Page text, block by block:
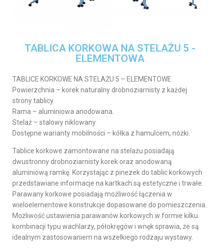
TABLICA KORKOWA NA STELAŻU 5 -
ELEMENTOWA
TABLICE KORKOWE NA STELAŻU 5 – ELEMENTOWE
Powierzchnia – korek naturalny drobnoziarnisty z każdej
strony tablicy.
Rama – aluminiowa anodowana.
Stelaż – stalowy niklowany.
Dostępne warianty mobilności – kółka z hamulcem, nóżki.
Tablice korkowe zamontowane na stelażu posiadają
dwustronny drobnoziarnisty korek oraz anodowaną
aluminiową ramkę. Korzystając z pinezek do tablic korkowych
przedstawiane informacje na kartkach są estetyczne i trwałe.
Parawany korkowe posiadają możliwość łączenia w
wieloelementowe konstrukcje dopasowane do pomieszczenia.
Możliwość ustawienia parawanów korkowych w formie kilku
kombinacji typu wachlarzy, półokręgów i wnęk sprawia, że są
idealnym zastosowaniem na wszelkiego rodzaju wystawy.